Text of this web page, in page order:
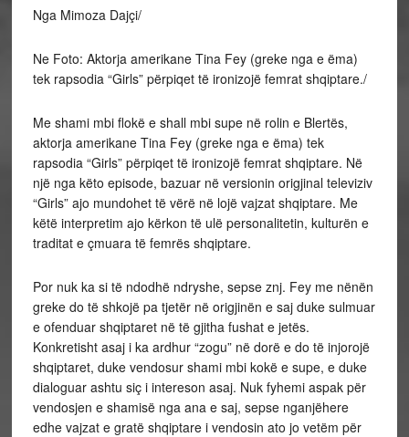
Nga Mimoza Dajçi/
Ne Foto: Aktorja amerikane Tina Fey (greke nga e ëma)
tek rapsodia “Girls” përpiqet të ironizojë femrat shqiptare./
Me shami mbi flokë e shall mbi supe në rolin e Blertës,
aktorja amerikane Tina Fey (greke nga e ëma) tek
rapsodia “Girls” përpiqet të ironizojë femrat shqiptare. Në
një nga këto episode, bazuar në versionin origjinal televiziv
“Girls” ajo mundohet të vërë në lojë vajzat shqiptare. Me
këtë interpretim ajo kërkon të ulë personalitetin, kulturën e
traditat e çmuara të femrës shqiptare.
Por nuk ka si të ndodhë ndryshe, sepse znj. Fey me nënën
greke do të shkojë pa tjetër në origjinën e saj duke sulmuar
e ofenduar shqiptaret në të gjitha fushat e jetës.
Konkretisht asaj i ka ardhur “zogu” në dorë e do të injorojë
shqiptaret, duke vendosur shami mbi kokë e supe, e duke
dialoguar ashtu siç i intereson asaj. Nuk fyhemi aspak për
vendosjen e shamisë nga ana e saj, sepse nganjëhere
edhe vajzat e gratë shqiptare i vendosin ato jo vetëm për